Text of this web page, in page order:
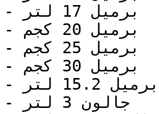
- برميل 17 لتر
- برميل 20 كجم
- برميل 25 كجم
- برميل 30 كجم
- برميل 15.2 لتر
- جالون 3 لتر